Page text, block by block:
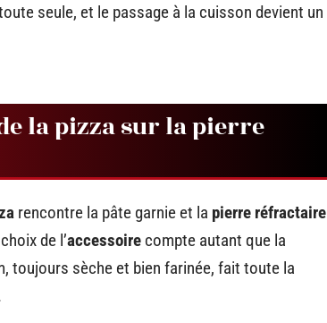
seule, et le passage à la cuisson devient un
la pizza sur la pierre
rencontre la pâte garnie et la pierre réfractaire
de l’accessoire compte autant que la
toujours sèche et bien farinée, fait toute la